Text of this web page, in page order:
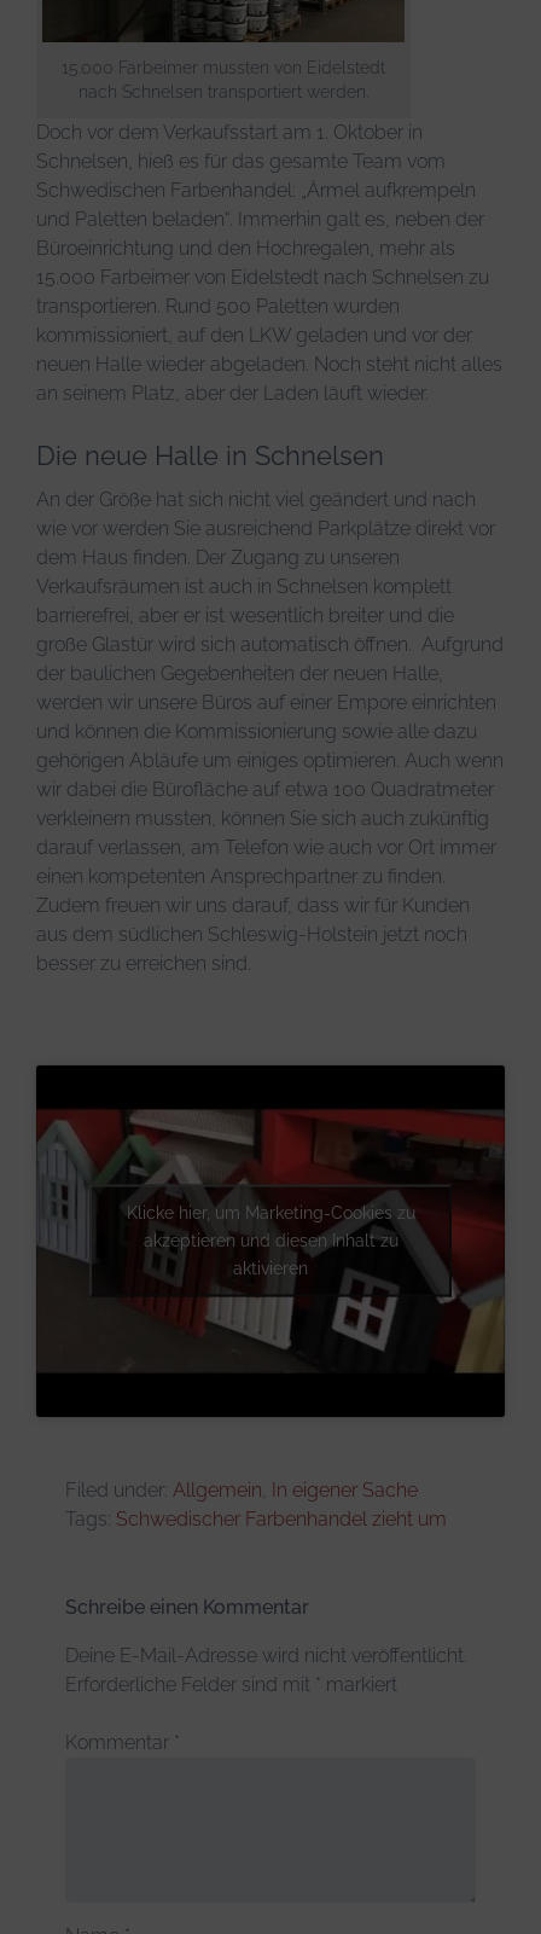
15.000 Farbeimer mussten von Eidelstedt
nach Schnelsen transportiert werden.
Doch vor dem Verkaufsstart am 1. Oktober in
Schnelsen, hieß es für das gesamte Team vom
Schwedischen Farbenhandel: „Ärmel aufkrempeln
und Paletten beladen“. Immerhin galt es, neben der
Büroeinrichtung und den Hochregalen, mehr als
15.000 Farbeimer von Eidelstedt nach Schnelsen zu
transportieren. Rund 500 Paletten wurden
kommissioniert, auf den LKW geladen und vor der
neuen Halle wieder abgeladen. Noch steht nicht alles
an seinem Platz, aber der Laden läuft wieder.
Die neue Halle in Schnelsen
An der Größe hat sich nicht viel geändert und nach
wie vor werden Sie ausreichend Parkplätze direkt vor
dem Haus finden. Der Zugang zu unseren
Verkaufsräumen ist auch in Schnelsen komplett
barrierefrei, aber er ist wesentlich breiter und die
große Glastür wird sich automatisch öffnen. Aufgrund
der baulichen Gegebenheiten der neuen Halle,
werden wir unsere Büros auf einer Empore einrichten
und können die Kommissionierung sowie alle dazu
gehörigen Abläufe um einiges optimieren. Auch wenn
wir dabei die Bürofläche auf etwa 100 Quadratmeter
verkleinern mussten, können Sie sich auch zukünftig
darauf verlassen, am Telefon wie auch vor Ort immer
einen kompetenten Ansprechpartner zu finden.
Zudem freuen wir uns darauf, dass wir für Kunden
aus dem südlichen Schleswig-Holstein jetzt noch
besser zu erreichen sind.
Klicke hier, um Marketing-Cookies zu
akzeptieren und diesen Inhalt zu
aktivieren
Filed under: Allgemein, In eigener Sache
Tags: Schwedischer Farbenhandel zieht um
Schreibe einen Kommentar
Deine E-Mail-Adresse wird nicht veröffentlicht.
Erforderliche Felder sind mit * markiert
Kommentar *